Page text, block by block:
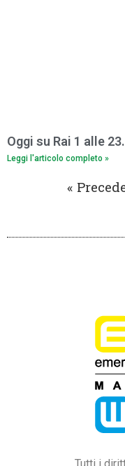
Oggi su Rai 1 alle
Leggi l'articolo completo »
«